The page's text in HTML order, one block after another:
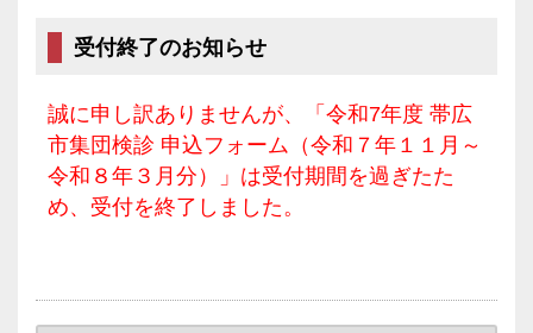
受付終了のお知らせ
誠に申し訳ありませんが、「令和7年度 帯広
市集団検診 申込フォーム（令和７年１１月～
令和８年３月分）」は受付期間を過ぎたた
め、受付を終了しました。